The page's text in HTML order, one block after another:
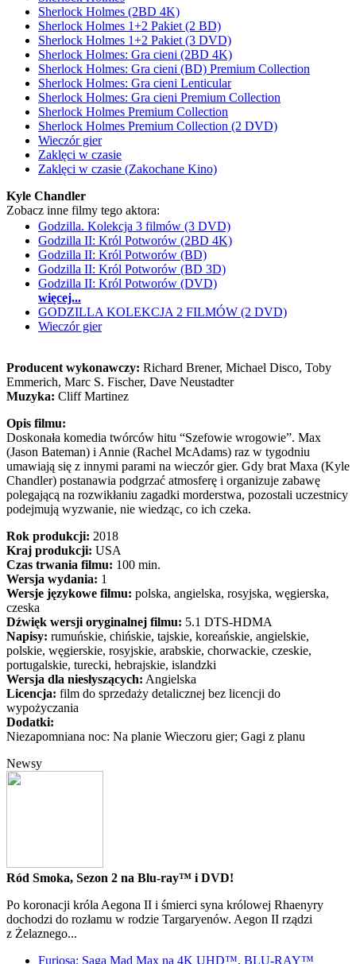
Sherlock Holmes (2BD 4K)
Sherlock Holmes 1+2 Pakiet (2 BD)
Sherlock Holmes 1+2 Pakiet (3 DVD)
Sherlock Holmes: Gra cieni (2BD 4K)
Sherlock Holmes: Gra cieni (BD) Premium Collection
Sherlock Holmes: Gra cieni Lenticular
Sherlock Holmes: Gra cieni Premium Collection
Sherlock Holmes Premium Collection
Sherlock Holmes Premium Collection (2 DVD)
Wieczór gier
Zaklęci w czasie
Zaklęci w czasie (Zakochane Kino)
Kyle Chandler
Zobacz inne filmy tego aktora:
Godzilla. Kolekcja 3 filmów (3 DVD)
Godzilla II: Król Potworów (2BD 4K)
Godzilla II: Król Potworów (BD)
Godzilla II: Król Potworów (BD 3D)
Godzilla II: Król Potworów (DVD)
więcej...
GODZILLA KOLEKCJA 2 FILMÓW (2 DVD)
Wieczór gier
Producent wykonawczy: Richard Brener, Michael Disco, Toby
Emmerich, Marc S. Fischer, Dave Neustadter
Muzyka: Cliff Martinez
Opis filmu:
Doskonała komedia twórców hitu “Szefowie wrogowie”. Max
(Jason Bateman) i Annie (Rachel McAdams) raz w tygodniu
umawiają się z innymi parami na wieczór gier. Gdy brat Maxa (Kyle
Chandler) postanawia podgrzać atmosferę i organizuje zabawę
polegającą na rozwikłaniu zagadki morderstwa, pozostali uczestnicy
podejmują wyzwanie, nie wiedząc, co ich czeka.
Rok produkcji: 2018
Kraj produkcji: USA
Czas trwania filmu: 100 min.
Wersja wydania: 1
Wersje językowe filmu: polska, angielska, rosyjska, węgierska,
czeska
Dźwięk wersji oryginalnej filmu: 5.1 DTS-HDMA
Napisy: rumuńskie, chińskie, tajskie, koreańskie, angielskie,
polskie, węgierskie, rosyjskie, arabskie, chorwackie, czeskie,
portugalskie, turecki, hebrajskie, islandzki
Wersja dla niesłyszących: Angielska
Licencja: film do sprzedaży detalicznej bez licencji do
wypożyczania
Dodatki:
Niezapomniana noc: Na planie Wieczoru gier; Gagi z planu
Newsy
Ród Smoka, Sezon 2 na Blu-ray™ i DVD!
Po koronacji króla Aegona II i śmierci syna królowej Rhaenyry
dochodzi do rozłamu w rodzie Targaryenów. Aegon II rządzi
z Żelaznego...
Furiosa: Saga Mad Max na 4K UHD™, BLU-RAY™